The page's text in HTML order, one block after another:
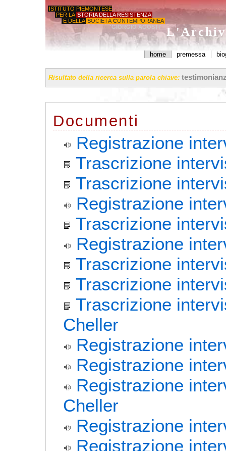
ISTITUTO PIEMONTESE
PER LA STORIA DELLA RESISTENZA
E DELLA SOCIETÀ CONTEMPORANEA
'GIORGIO AGOSTI'
home premessa
Risultato della ricerca sulla parola chiave:
Documenti
Registrazione
Trascrizione
Trascrizione
Registrazione
Trascrizione
Registrazione
Trascrizione
Trascrizione
Trascrizione
Cheller
Registrazione
Registrazione
Registrazione
Cheller
Registrazione
Registrazione